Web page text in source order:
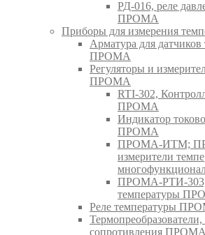
РД-016, реле
ПРОМА
Приборы для измерения
Арматура для
ПРОМА
Регуляторы и
ПРОМА
RTI-302,
ПРОМА
Индикатор
ПРОМА
ПРОМА-ИТМ;
измерители
ПРОМА-РТИ-303,
температуры
Реле температуры
сопротивления ПРОМА